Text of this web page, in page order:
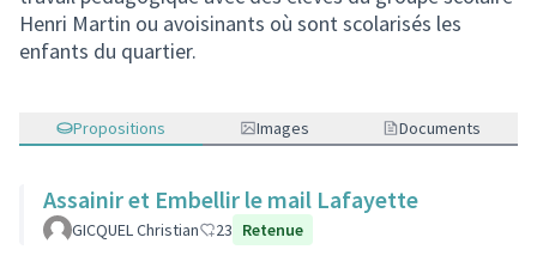
Henri Martin ou avoisinants où sont scolarisés les
enfants du quartier.
Propositions Images Documents
Assainir et Embellir le mail Lafayette
GICQUEL Christian 23 Retenue